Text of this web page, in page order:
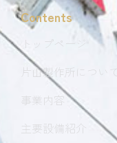
Contents
トップページ
片山製作所について
事業内容
主要設備紹介